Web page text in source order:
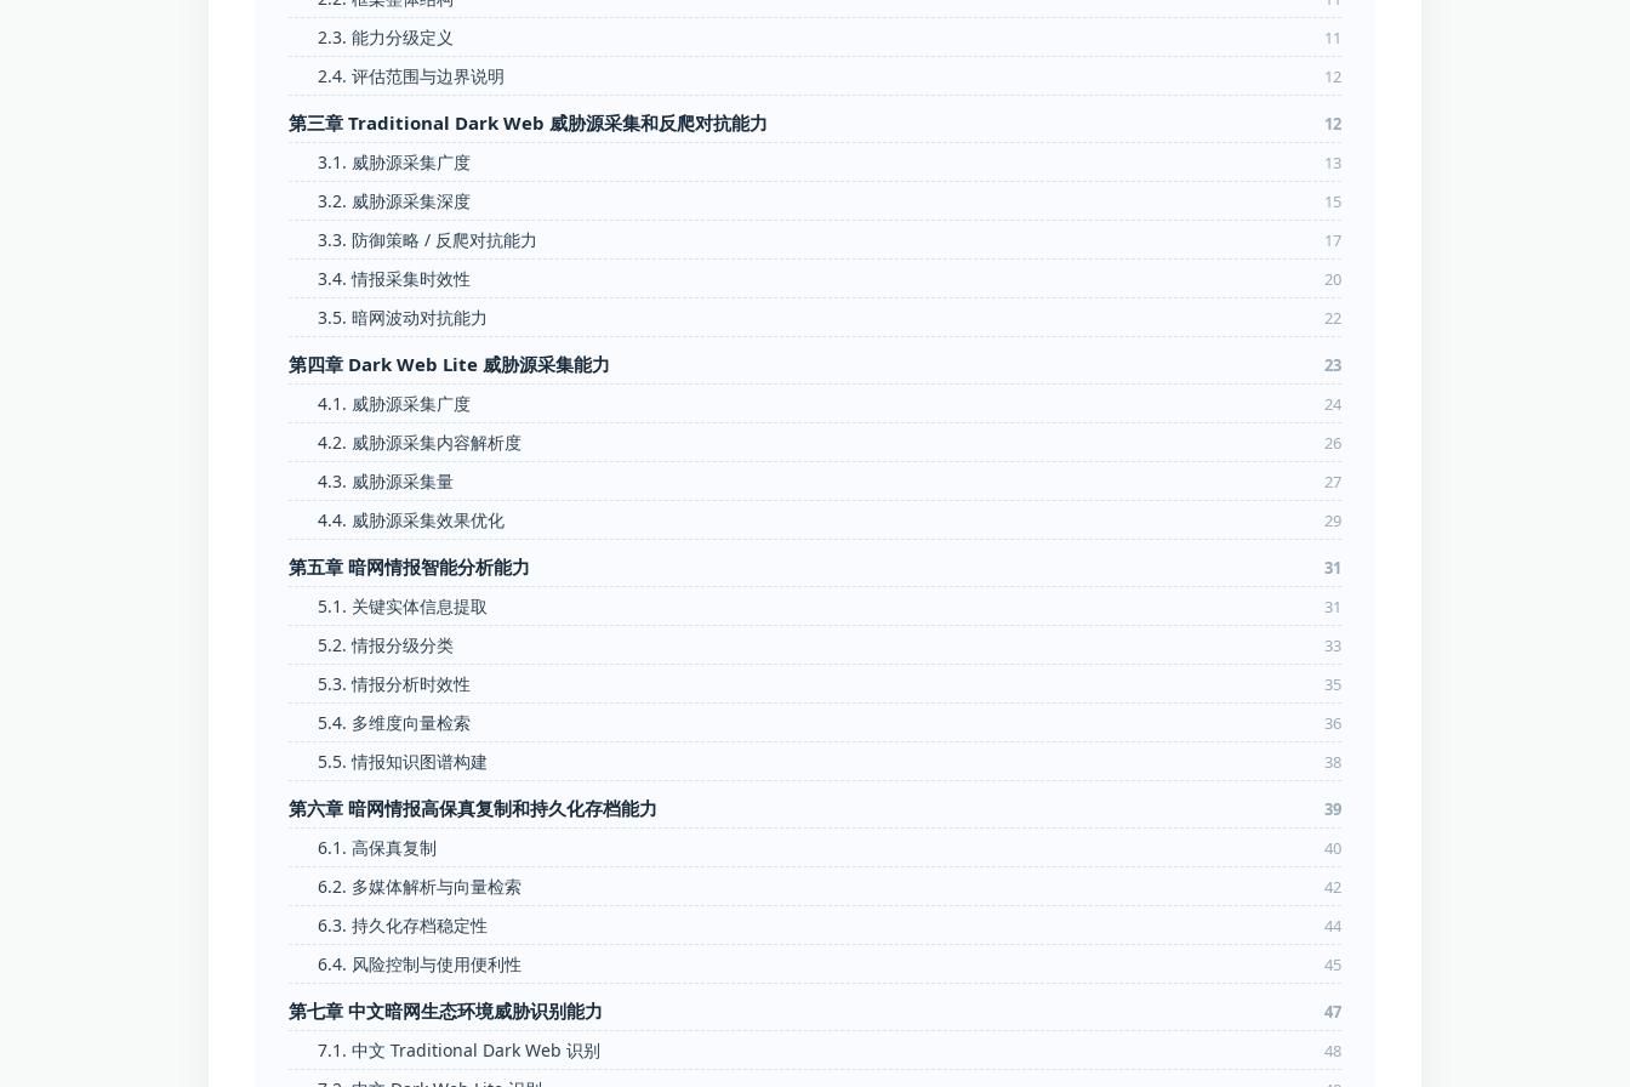
2.3. 能力分级定义 11
2.4. 评估范围与边界说明 12
第三章 Traditional Dark Web 威胁源采集和反爬对抗能力 12
3.1. 威胁源采集广度 13
3.2. 威胁源采集深度 15
3.3. 防御策略 / 反爬对抗能力 17
3.4. 情报采集时效性 20
3.5. 暗网波动对抗能力 22
第四章 Dark Web Lite 威胁源采集能力 23
4.1. 威胁源采集广度 24
4.2. 威胁源采集内容解析度 26
4.3. 威胁源采集量 27
4.4. 威胁源采集效果优化 29
第五章 暗网情报智能分析能力 31
5.1. 关键实体信息提取 31
5.2. 情报分级分类 33
5.3. 情报分析时效性 35
5.4. 多维度向量检索 36
5.5. 情报知识图谱构建 38
第六章 暗网情报高保真复制和持久化存档能力 39
6.1. 高保真复制 40
6.2. 多媒体解析与向量检索 42
6.3. 持久化存档稳定性 44
6.4. 风险控制与使用便利性 45
第七章 中文暗网生态环境威胁识别能力 47
7.1. 中文 Traditional Dark Web 识别 48